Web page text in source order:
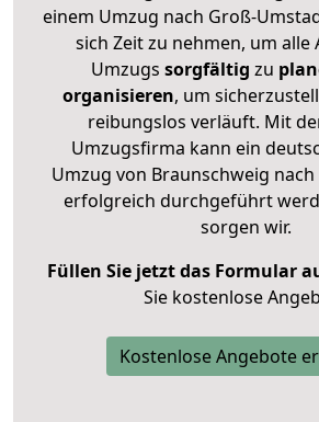
einem Umzug nach Groß-
sich Zeit zu nehmen, um alle
Umzugs sorgfältig zu
organisieren, um
reibungslos verläuft. Mit
Umzugsfirma kann ein
Umzug von Braunschweig
erfolgreich durchgeführt
sorgen wir.
Füllen Sie jetzt das Formular
Sie kostenlose
Kostenlose Angebote